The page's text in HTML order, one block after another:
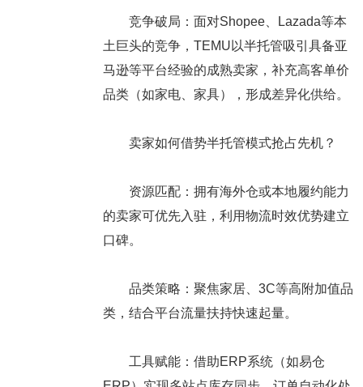
竞争破局：面对Shopee、Lazada等本
土巨头的竞争，TEMU以半托管吸引具备亚
马逊等平台经验的成熟卖家，补充高客单价
品类（如家电、家具），形成差异化供给。
卖家如何借势半托管模式抢占先机？
资源匹配：拥有海外仓或本地履约能力
的卖家可优先入驻，利用物流时效优势建立
口碑。
品类策略：聚焦家居、3C等高附加值品
类，结合平台流量扶持快速起量。
工具赋能：借助ERP系统（如易仓